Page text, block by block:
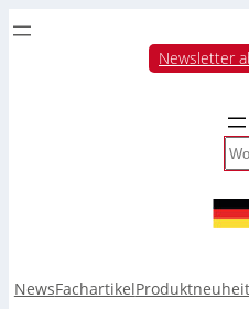
Newsletter
NewsFachartikel